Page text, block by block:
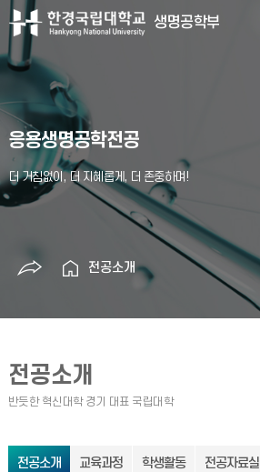
생명공학부
응용생명공학전공
전공소개
전공소개
전공소개 교육과정 학생활동 전공자료실